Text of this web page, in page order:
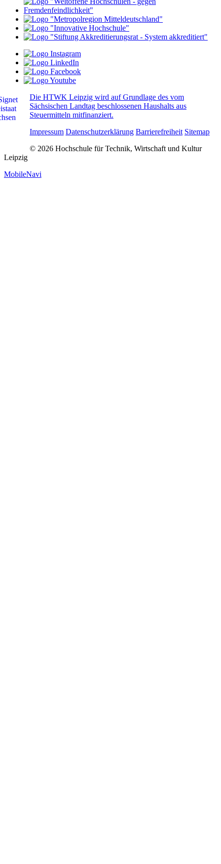
Die HTWK Leipzig wird auf Grundlage des vom
Sächsischen Landtag beschlossenen Haushalts aus
Steuermitteln mitfinanziert.
Impressum Datenschutzerklärung Barrierefreiheit Sitemap
© 2026 Hochschule für Technik, Wirtschaft und Kultur
Leipzig
MobileNavi